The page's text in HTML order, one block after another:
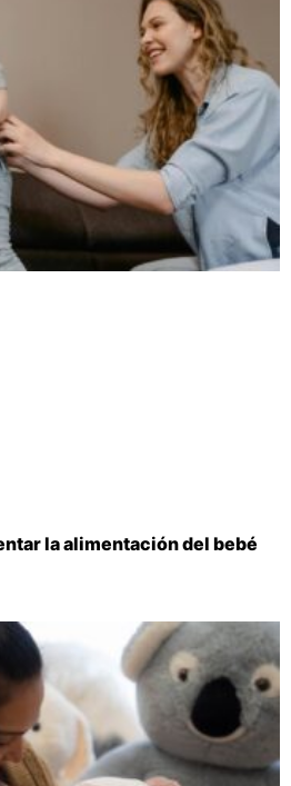
la alimentación del bebé